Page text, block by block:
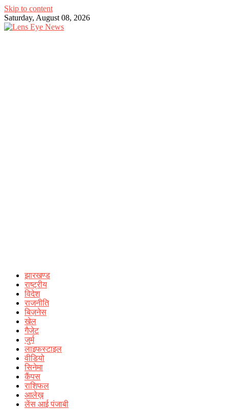
Skip to content
Saturday, August 08, 2026
झारखण्ड
राष्ट्रीय
विदेश
राजनीति
बिज़नेस
खेल
गैजेट
जुर्म
लाइफस्टाइल
वीडियो
सिनेमा
कैंपस
राशिफल
आलेख़
लेंस आई पंजाबी